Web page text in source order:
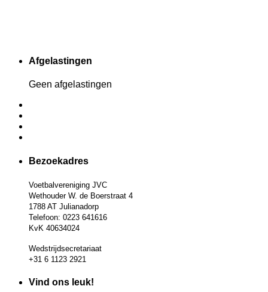
Afgelastingen
Geen afgelastingen
Bezoekadres
Voetbalvereniging JVC
Wethouder W. de Boerstraat 4
1788 AT Julianadorp
Telefoon: 0223 641616
KvK 40634024
Wedstrijdsecretariaat
+31 6 1123 2921
Vind ons leuk!